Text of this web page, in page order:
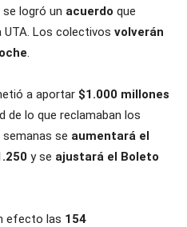
logró un acuerdo que
UTA. Los colectivos volverán
.
a aportar $1.000 millones
de lo que reclamaban los
se aumentará el
y se ajustará el Boleto
efecto las 154